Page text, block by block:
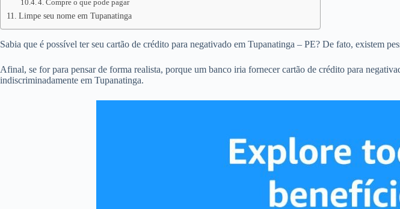
4. Compre o que pode pagar
Limpe seu nome em Tupanatinga
Sabia que é possível ter seu cartão de crédito para negativado em Tupanatinga – PE? De fato, existem
Afinal, se for para pensar de forma realista, porque um banco iria fornecer cartão de crédito para
indiscriminadamente em Tupanatinga.